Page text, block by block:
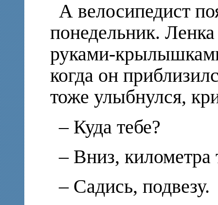
А велосипедист
понедельник.
руками-
когда он
тоже улыбнулся,
– Куда тебе?
– Вниз, километра
– Садись, подвезу.